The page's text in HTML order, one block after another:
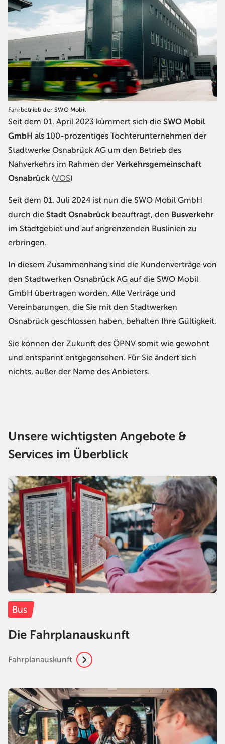
Fahrbetrieb der SWO Mobil
Seit dem 01. April 2023 kümmert sich die SWO Mobil
GmbH als 100-prozentiges Tochterunternehmen der
Stadtwerke Osnabrück AG um den Betrieb des
Nahverkehrs im Rahmen der Verkehrsgemeinschaft
Osnabrück (VOS)
Seit dem 01. Juli 2024 ist nun die SWO Mobil GmbH
durch die Stadt Osnabrück beauftragt, den Busverkehr
im Stadtgebiet und auf angrenzenden Buslinien zu
erbringen.
In diesem Zusammenhang sind die Kundenverträge von
den Stadtwerken Osnabrück AG auf die SWO Mobil
GmbH übertragen worden. Alle Verträge und
Vereinbarungen, die Sie mit den Stadtwerken
Osnabrück geschlossen haben, behalten Ihre Gültigkeit.
Sie können der Zukunft des ÖPNV somit wie gewohnt
und entspannt entgegensehen. Für Sie ändert sich
nichts, außer der Name des Anbieters.
Unsere wichtigsten Angebote &
Services im Überblick
Bus
Die Fahrplanauskunft
Fahrplanauskunft